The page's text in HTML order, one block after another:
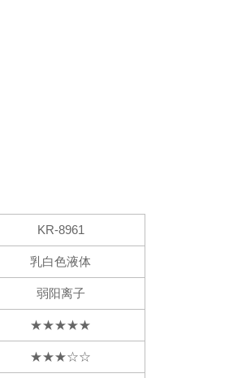
KR-8961
乳白色液体
弱阳离子
★★★★★
★★★☆☆